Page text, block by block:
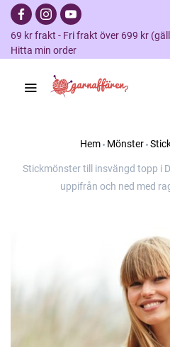
69 kr frakt - Fri frakt över 699 kr
Hitta min order
Hem Mönster
Stickmönster till insvängd topp i
uppifrån och ned med